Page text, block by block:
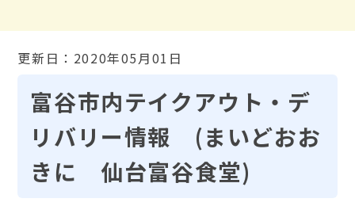
更新日：2020年05月01日
富谷市内テイクアウト・デ
リバリー情報 (まいどおお
きに 仙台富谷食堂)